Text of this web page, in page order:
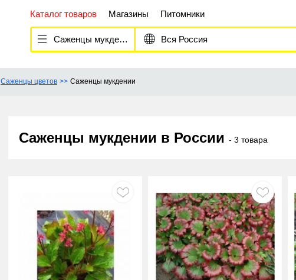
Каталог товаров Магазины Питомники
Саженцы мукдении Вся Россия
Саженцы цветов Саженцы мукдении
Саженцы мукдении в России - 3 товара